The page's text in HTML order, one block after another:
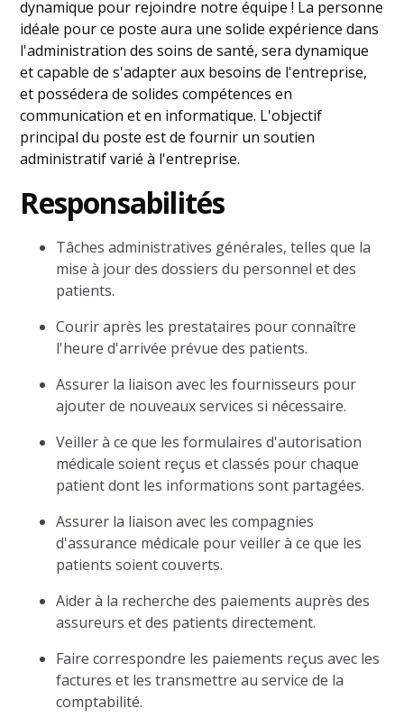
dynamique pour rejoindre notre équipe ! La personne
idéale pour ce poste aura une solide expérience dans
l'administration des soins de santé, sera dynamique
et capable de s'adapter aux besoins de l'entreprise,
et possédera de solides compétences en
communication et en informatique. L'objectif
principal du poste est de fournir un soutien
administratif varié à l'entreprise.
Responsabilités
Tâches administratives générales, telles que la
mise à jour des dossiers du personnel et des
patients.
Courir après les prestataires pour connaître
l'heure d'arrivée prévue des patients.
Assurer la liaison avec les fournisseurs pour
ajouter de nouveaux services si nécessaire.
Veiller à ce que les formulaires d'autorisation
médicale soient reçus et classés pour chaque
patient dont les informations sont partagées.
Assurer la liaison avec les compagnies
d'assurance médicale pour veiller à ce que les
patients soient couverts.
Aider à la recherche des paiements auprès des
assureurs et des patients directement.
Faire correspondre les paiements reçus avec les
factures et les transmettre au service de la
comptabilité.